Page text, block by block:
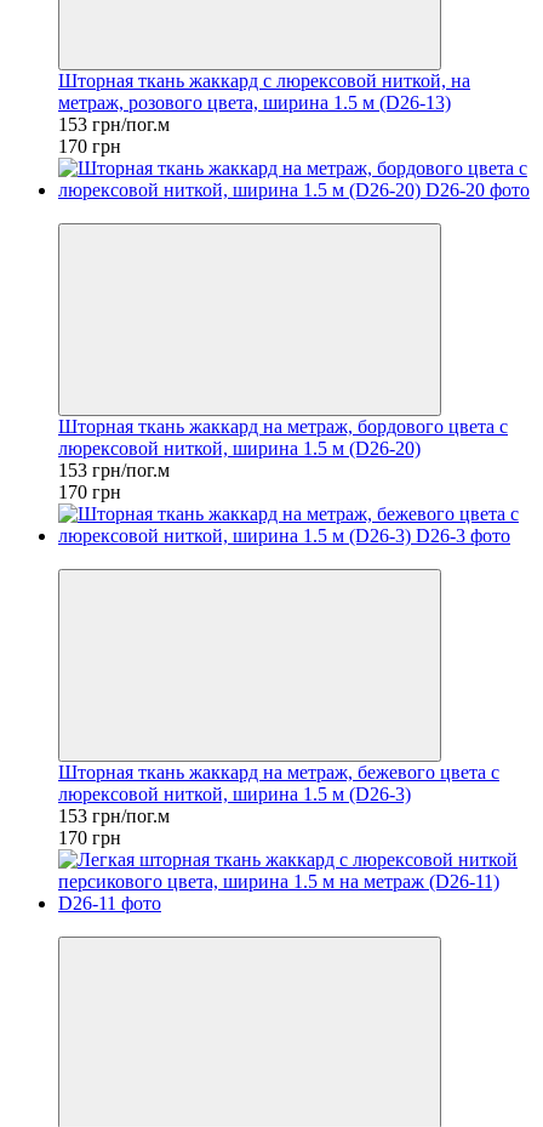
Шторная ткань жаккард с люрексовой ниткой, на
метраж, розового цвета, ширина 1.5 м (D26-13)
153 грн/пог.м
170 грн
Шторная ткань жаккард на метраж, бордового цвета с
люрексовой ниткой, ширина 1.5 м (D26-20)
153 грн/пог.м
170 грн
Шторная ткань жаккард на метраж, бежевого цвета c
люрексовой ниткой, ширина 1.5 м (D26-3)
153 грн/пог.м
170 грн